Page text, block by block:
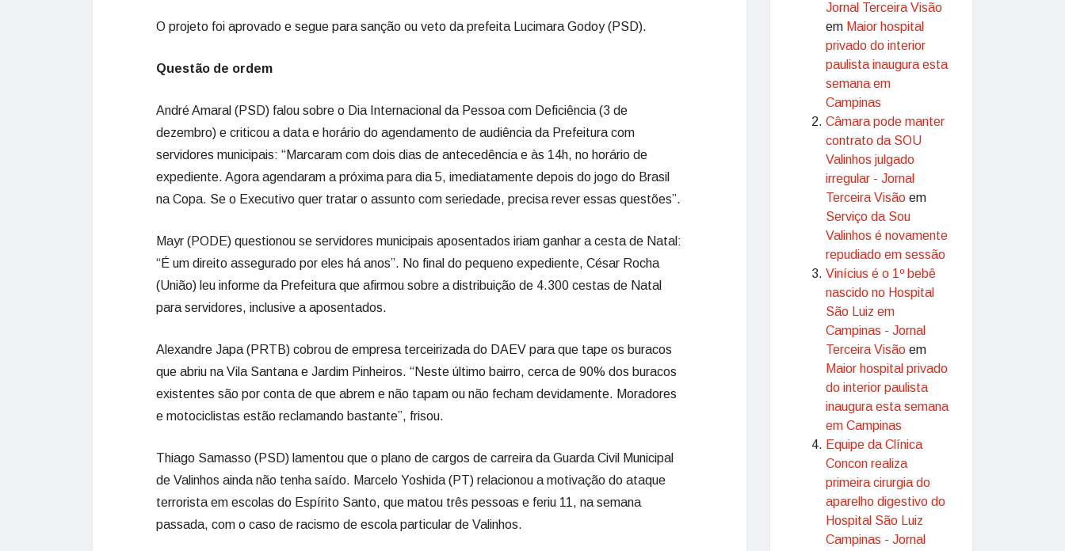
O projeto foi aprovado e segue para sanção ou veto da prefeita Lucimara Godoy (PSD).
Questão de ordem
André Amaral (PSD) falou sobre o Dia Internacional da Pessoa com Deficiência (3 de
dezembro) e criticou a data e horário do agendamento de audiência da Prefeitura com
servidores municipais: “Marcaram com dois dias de antecedência e às 14h, no horário de
expediente. Agora agendaram a próxima para dia 5, imediatamente depois do jogo do Brasil
na Copa. Se o Executivo quer tratar o assunto com seriedade, precisa rever essas questões”.
Mayr (PODE) questionou se servidores municipais aposentados iriam ganhar a cesta de Natal:
“É um direito assegurado por eles há anos”. No final do pequeno expediente, César Rocha
(União) leu informe da Prefeitura que afirmou sobre a distribuição de 4.300 cestas de Natal
para servidores, inclusive a aposentados.
Alexandre Japa (PRTB) cobrou de empresa terceirizada do DAEV para que tape os buracos
que abriu na Vila Santana e Jardim Pinheiros. “Neste último bairro, cerca de 90% dos buracos
existentes são por conta de que abrem e não tapam ou não fecham devidamente. Moradores
e motociclistas estão reclamando bastante”, frisou.
Thiago Samasso (PSD) lamentou que o plano de cargos de carreira da Guarda Civil Municipal
de Valinhos ainda não tenha saído. Marcelo Yoshida (PT) relacionou a motivação do ataque
terrorista em escolas do Espírito Santo, que matou três pessoas e feriu 11, na semana
passada, com o caso de racismo de escola particular de Valinhos.
Jornal Terceira Visão
em Maior hospital
privado do interior
paulista inaugura esta
semana em
Campinas
Câmara pode manter
contrato da SOU
Valinhos julgado
irregular - Jornal
Terceira Visão em
Serviço da Sou
Valinhos é novamente
repudiado em sessão
Vinícius é o 1º bebê
nascido no Hospital
São Luiz em
Campinas - Jornal
Terceira Visão em
Maior hospital privado
do interior paulista
inaugura esta semana
em Campinas
Equipe da Clínica
Concon realiza
primeira cirurgia do
aparelho digestivo do
Hospital São Luiz
Campinas - Jornal